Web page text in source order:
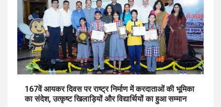
167वें आयकर दिवस पर राष्ट्र निर्माण में करदाताओं की भूमिका
का संदेश, उत्कृष्ट खिलाड़ियों और विद्यार्थियों का हुआ सम्मान